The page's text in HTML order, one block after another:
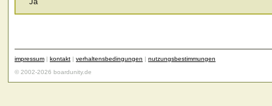
impressum | kontakt | verhaltensbedingungen | nutzungsbestimmungen
© 2002-2026 boardunity.de